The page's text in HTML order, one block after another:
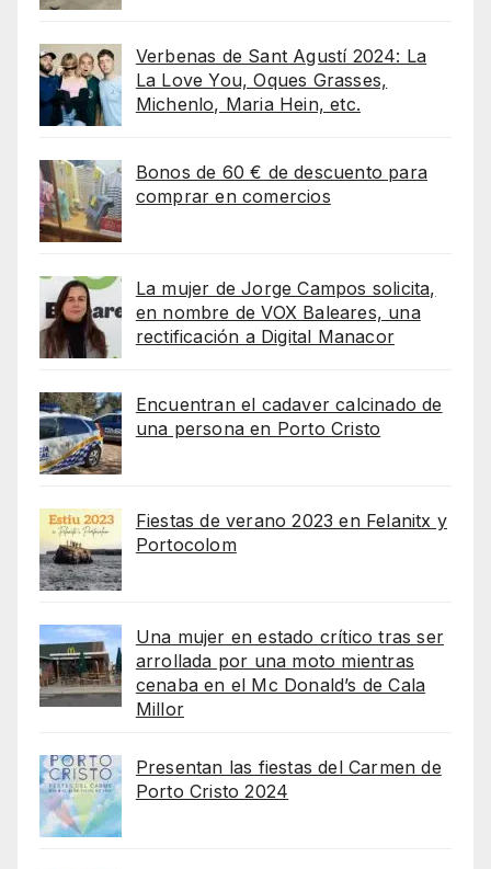
Verbenas de Sant Agustí 2024: La
La Love You, Oques Grasses,
Michenlo, Maria Hein, etc.
Bonos de 60 € de descuento para
comprar en comercios
La mujer de Jorge Campos solicita,
en nombre de VOX Baleares, una
rectificación a Digital Manacor
Encuentran el cadaver calcinado de
una persona en Porto Cristo
Fiestas de verano 2023 en Felanitx y
Portocolom
Una mujer en estado crítico tras ser
arrollada por una moto mientras
cenaba en el Mc Donald’s de Cala
Millor
Presentan las fiestas del Carmen de
Porto Cristo 2024